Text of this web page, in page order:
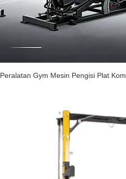
Peralatan Gym Mesin Pengisi Plat